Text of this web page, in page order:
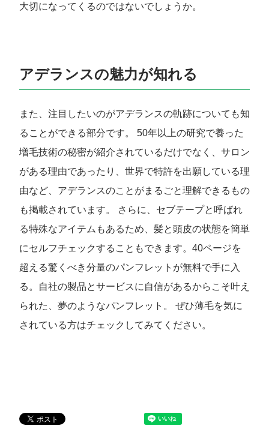
大切になってくるのではないでしょうか。
アデランスの魅力が知れる
また、注目したいのがアデランスの軌跡についても知
ることができる部分です。 50年以上の研究で養った
増毛技術の秘密が紹介されているだけでなく、サロン
がある理由であったり、世界で特許を出願している理
由など、アデランスのことがまるごと理解できるもの
も掲載されています。 さらに、セブテープと呼ばれ
る特殊なアイテムもあるため、髪と頭皮の状態を簡単
にセルフチェックすることもできます。40ページを
超える驚くべき分量のパンフレットが無料で手に入
る。自社の製品とサービスに自信があるからこそ叶え
られた、夢のようなパンフレット。 ぜひ薄毛を気に
されている方はチェックしてみてください。